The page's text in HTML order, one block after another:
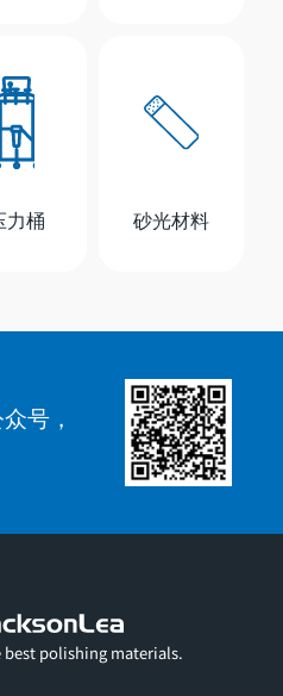
力桶 砂光材料
号，
polishing materials.